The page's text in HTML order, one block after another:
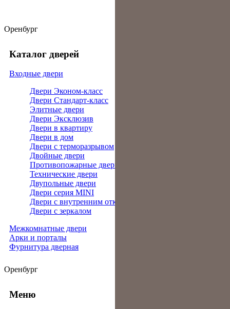
Оренбург
Каталог дверей
Входные двери
Двери Эконом-класс
Двери Стандарт-класс
Элитные двери
Двери Эксклюзив
Двери в квартиру
Двери в дом
Двери с терморазрывом
Двойные двери
Противопожарные двери
Технические двери
Двупольные двери
Двери серия MINI
Двери с внутренним открыванием
Двери с зеркалом
Межкомнатные двери
Арки и порталы
Фурнитура дверная
Оренбург
Меню